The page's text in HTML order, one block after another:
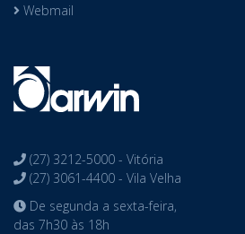
Webmail
(27) 3212-5000 - Vitória
(27) 3061-4400 - Vila Velha
De segunda a sexta-feira,
das 7h30 às 18h